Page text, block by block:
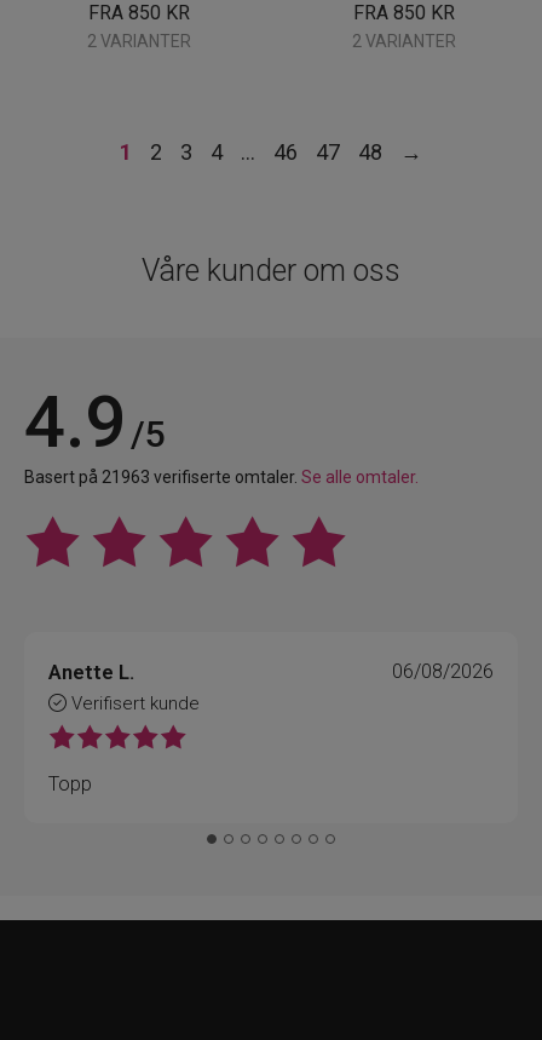
FRA 850 KR
2 VARIANTER
FRA 850 KR
2 VARIANTER
1 2 3 4 … 46 47 48 →
Våre kunder om oss
4.9 /5
Basert på 21963 verifiserte omtaler. Se alle omtaler.
Anette L.
Verifisert kunde
06/08/2026
Topp